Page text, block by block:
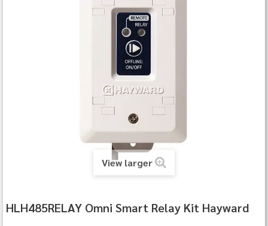
View larger
HLH485RELAY Omni Smart Relay Kit Hayward